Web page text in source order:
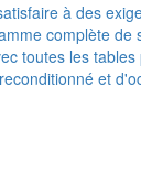
à des
complète
toutes les
et